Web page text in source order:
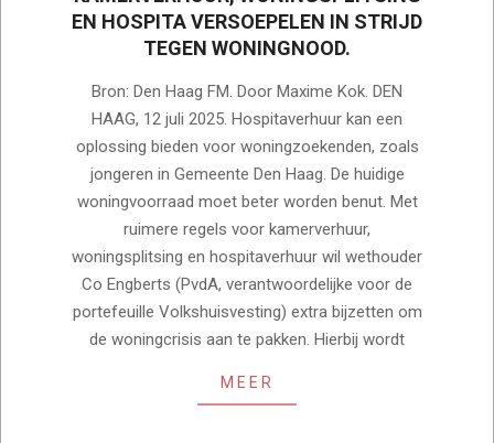
EN HOSPITA VERSOEPELEN IN STRIJD
TEGEN WONINGNOOD.
Bron: Den Haag FM. Door Maxime Kok. DEN
HAAG, 12 juli 2025. Hospitaverhuur kan een
oplossing bieden voor woningzoekenden, zoals
jongeren in Gemeente Den Haag. De huidige
woningvoorraad moet beter worden benut. Met
ruimere regels voor kamerverhuur,
woningsplitsing en hospitaverhuur wil wethouder
Co Engberts (PvdA, verantwoordelijke voor de
portefeuille Volkshuisvesting) extra bijzetten om
de woningcrisis aan te pakken. Hierbij wordt
MEER